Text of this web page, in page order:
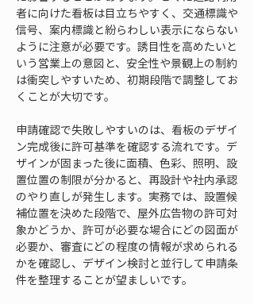
者に向けた看板は目立ちやすく、交通標識や
信号、案内標識と紛らわしい表示にならない
ように注意が必要です。誘目性を高めたいと
いう営業上の意図と、安全性や景観上の制約
は衝突しやすいため、初期段階で調整してお
くことが大切です。
申請確認で失敗しやすいのは、看板のデザイ
ン完成後に許可基準を確認する流れです。デ
ザインが固まった後に面積、色彩、照明、設
置位置の制限が分かると、再設計や社内承認
のやり直しが発生します。実務では、設置候
補位置を決めた段階で、屋外広告物の許可対
象かどうか、許可が必要な場合にどの図面が
必要か、審査にどの程度の情報が求められる
かを確認し、デザイン検討と並行して申請条
件を整理することが望ましいです。